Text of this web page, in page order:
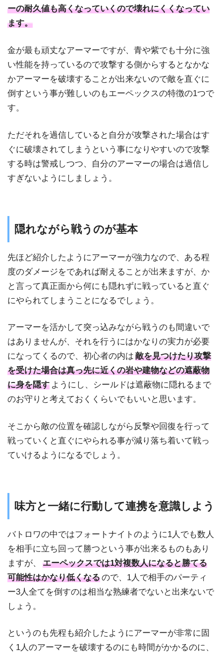
ーの耐久値も高くなっていくので壊れにくくなってい
ます。
金が最も頑丈なアーマーですが、青や紫でも十分に強
い性能を持っているので攻撃する側からするとなかな
かアーマーを破壊することが出来ないので敵を直ぐに
倒すという事が難しいのもエーペックスの特徴の1つで
す。
ただそれを過信していると自分が攻撃された場合はす
ぐに破壊されてしまうという事になりやすいので攻撃
する時は警戒しつつ、自分のアーマーの場合は過信し
すぎないようにしましょう。
隠れながら戦うのが基本
先ほど紹介したようにアーマーが強力なので、ある程
度のダメージをであれば耐えることが出来ますが、か
と言って真正面から何にも隠れずに戦っていると直ぐ
にやられてしまうことになるでしょう。
アーマーを活かして突っ込みながら戦うのも間違いで
はありませんが、それを行うにはかなりの実力が必要
になってくるので、初心者の内は 敵を見つけたり攻撃
を受けた場合は真っ先に近くの岩や建物などの遮蔽物
に身を隠す ようにし、シールドは遮蔽物に隠れるまで
のお守りと考えておくくらいでもいいと思います。
そこから敵の位置を確認しながら反撃や回復を行って
戦っていくと直ぐにやられる事が減り落ち着いて戦っ
ていけるようになるでしょう。
味方と一緒に行動して連携を意識しよう
バトロワの中ではフォートナイトのように1人でも数人
を相手に立ち回って勝つという事が出来るものもあり
ますが、
エーペックスでは1対複数人になると勝てる
可能性はかなり低くなるので、1人で相手のパーティ
ー3人全てを倒すのは相当な熟練者でないと出来ないで
しょう。
というのも先程も紹介したようにアーマーが非常に固
く1人のアーマーを破壊するのにも時間がかかるのに、